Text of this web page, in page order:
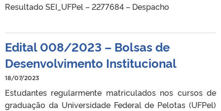
Resultado SEI_UFPel – 2277684 – Despacho
Edital 008/2023 – Bolsas de
Desenvolvimento Institucional
18/07/2023
Estudantes regularmente matriculados nos cursos de
graduação da Universidade Federal de Pelotas (UFPel)